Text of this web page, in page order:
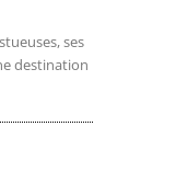
ses
destination